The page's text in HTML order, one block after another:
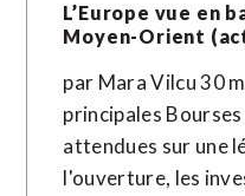
L’Europe vue en
Moyen-Orient
par Mara Vilcu 30
principales
attendues sur une
l'ouverture, les